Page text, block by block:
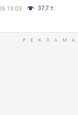
19:03 37,7 т.